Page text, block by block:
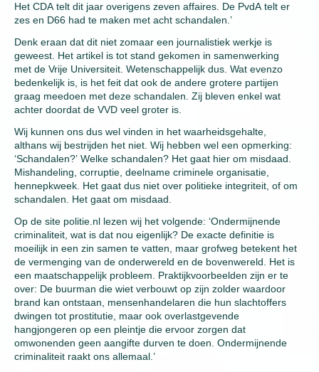
Het CDA telt dit jaar overigens zeven affaires. De PvdA telt er
zes en D66 had te maken met acht schandalen.’
Denk eraan dat dit niet zomaar een journalistiek werkje is
geweest. Het artikel is tot stand gekomen in samenwerking
met de Vrije Universiteit. Wetenschappelijk dus. Wat evenzo
bedenkelijk is, is het feit dat ook de andere grotere partijen
graag meedoen met deze schandalen. Zij bleven enkel wat
achter doordat de VVD veel groter is.
Wij kunnen ons dus wel vinden in het waarheidsgehalte,
althans wij bestrijden het niet. Wij hebben wel een opmerking:
‘Schandalen?’ Welke schandalen? Het gaat hier om misdaad.
Mishandeling, corruptie, deelname criminele organisatie,
hennepkweek. Het gaat dus niet over politieke integriteit, of om
schandalen. Het gaat om misdaad.
Op de site politie.nl lezen wij het volgende: ‘Ondermijnende
criminaliteit, wat is dat nou eigenlijk? De exacte definitie is
moeilijk in een zin samen te vatten, maar grofweg betekent het
de vermenging van de onderwereld en de bovenwereld. Het is
een maatschappelijk probleem. Praktijkvoorbeelden zijn er te
over: De buurman die wiet verbouwt op zijn zolder waardoor
brand kan ontstaan, mensenhandelaren die hun slachtoffers
dwingen tot prostitutie, maar ook overlastgevende
hangjongeren op een pleintje die ervoor zorgen dat
omwonenden geen aangifte durven te doen. Ondermijnende
criminaliteit raakt ons allemaal.’